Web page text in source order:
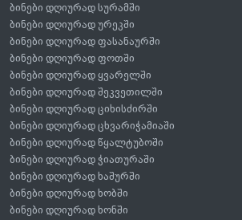
ბინები დღიურად სურამში
ბინები დღიურად ურეკში
ბინები დღიურად ფასანაურში
ბინები დღიურად ფოთში
ბინები დღიურად ყვარელში
ბინები დღიურად შეკვეთილში
ბინები დღიურად ციხისძირში
ბინები დღიურად ცხვარიჭამიაში
ბინები დღიურად წყალტუბოში
ბინები დღიურად ჭიათურაში
ბინები დღიურად ხაშურში
ბინები დღიურად ხობში
ბინები დღიურად ხონში